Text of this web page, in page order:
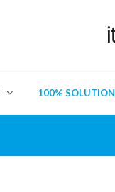
100% SOLUTION